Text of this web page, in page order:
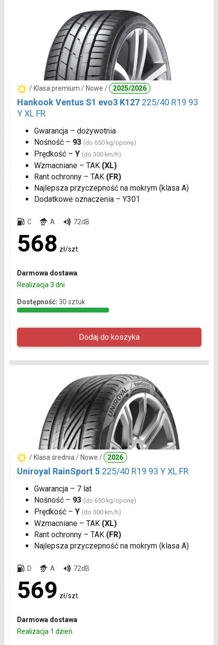
/ Klasa premium / Nowe / 2025/2026
Hankook Ventus S1 evo3 K127 225/40 R19 93
Y XL FR
Gwarancja – dożywotnia
Nośność – 93 (do 650 kg/oponę)
Prędkość – Y (do 300 km/h)
Wzmacniane – TAK (XL)
Rant ochronny – TAK (FR)
Najlepsza przyczepność na mokrym (klasa A)
Dodatkowe oznaczenia – Y301
C A 72dB
568 zł/szt.
Darmowa dostawa
Realizacja 3 dni
Dostępność: 30 sztuk
/ Klasa średnia / Nowe / 2026
Uniroyal RainSport 5 225/40 R19 93 Y XL FR
Gwarancja – 7 lat
Nośność – 93 (do 650 kg/oponę)
Prędkość – Y (do 300 km/h)
Wzmacniane – TAK (XL)
Rant ochronny – TAK (FR)
Najlepsza przyczepność na mokrym (klasa A)
D A 72dB
569 zł/szt.
Darmowa dostawa
Realizacja 1 dzień